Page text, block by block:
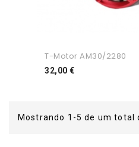
T-Motor AM30/2280
32,00 €Preço
Mostrando 1-5 de um total